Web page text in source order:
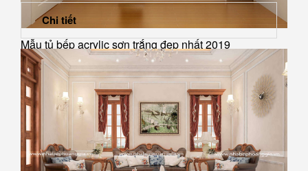
Mẫu tủ bếp acrylic sơn trắng đẹp nhất 2019
Chi tiết